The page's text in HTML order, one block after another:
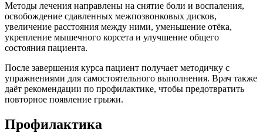
Методы лечения направлены на снятие боли и воспаления,
освобождение сдавленных межпозвонковых дисков,
увеличение расстояния между ними, уменьшение отёка,
укрепление мышечного корсета и улучшение общего
состояния пациента.
После завершения курса пациент получает методичку с
упражнениями для самостоятельного выполнения. Врач также
даёт рекомендации по профилактике, чтобы предотвратить
повторное появление грыжи.
Профилактика